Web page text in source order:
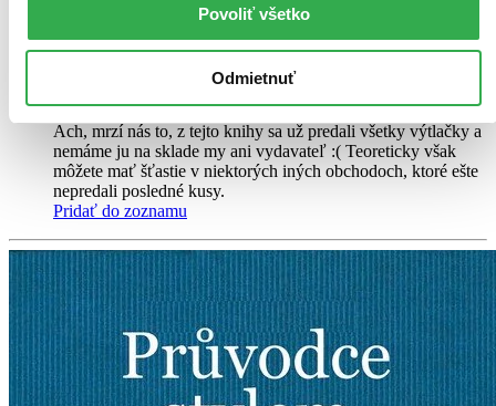
Povoliť všetko
Odmietnuť
iba posledné kusy a ďalšie už nemá ani distribútor, preto je
ponáhľajte sa!
Vypredané
Ach, mrzí nás to, z tejto knihy sa už predali všetky výtlačky a
nemáme ju na sklade my ani vydavateľ :( Teoreticky však
môžete mať šťastie v niektorých iných obchodoch, ktoré ešte
nepredali posledné kusy.
Pridať do zoznamu